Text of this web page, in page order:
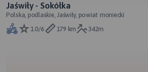
Jaświły - Sokółka
Polska, podlaskie, Jaświły, powiat moniecki
1.0/6
179 km 342m